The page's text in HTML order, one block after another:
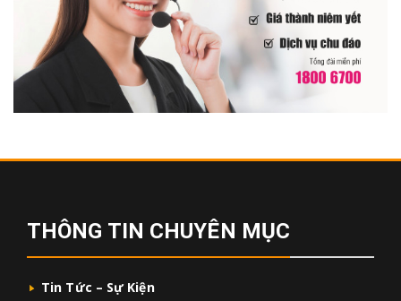
THÔNG TIN CHUYÊN MỤC
Tin Tức – Sự Kiện